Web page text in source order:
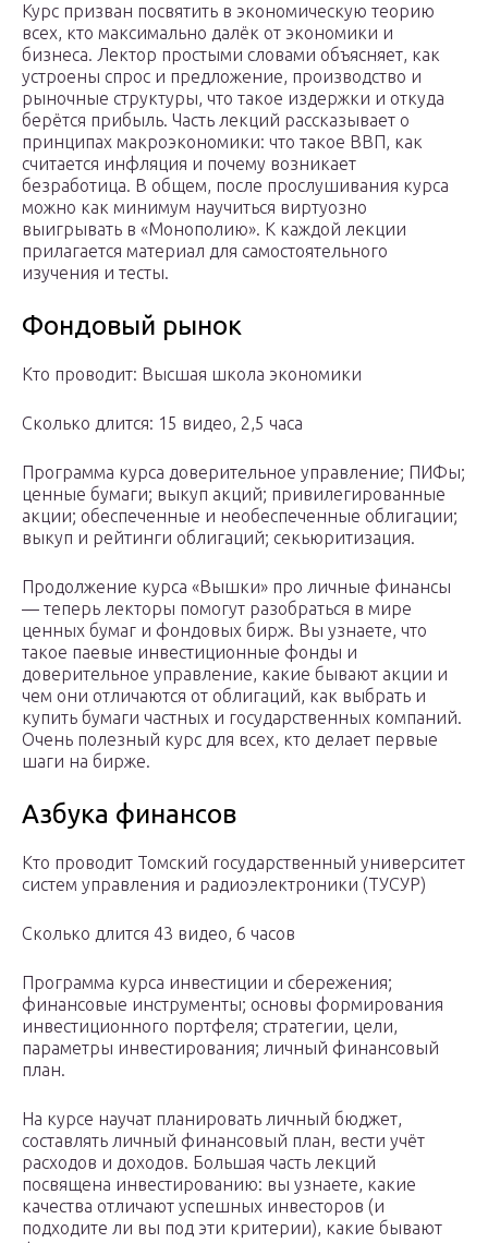
Курс призван посвятить в экономическую теорию
всех, кто максимально далёк от экономики и
бизнеса. Лектор простыми словами объясняет, как
устроены спрос и предложение, производство и
рыночные структуры, что такое издержки и откуда
берётся прибыль. Часть лекций рассказывает о
принципах макроэкономики: что такое ВВП, как
считается инфляция и почему возникает
безработица. В общем, после прослушивания курса
можно как минимум научиться виртуозно
выигрывать в «Монополию». К каждой лекции
прилагается материал для самостоятельного
изучения и тесты.
Фондовый рынок
Кто проводит: Высшая школа экономики
Сколько длится: 15 видео, 2,5 часа
Программа курса доверительное управление; ПИФы;
ценные бумаги; выкуп акций; привилегированные
акции; обеспеченные и необеспеченные облигации;
выкуп и рейтинги облигаций; секьюритизация.
Продолжение курса «Вышки» про личные финансы
— теперь лекторы помогут разобраться в мире
ценных бумаг и фондовых бирж. Вы узнаете, что
такое паевые инвестиционные фонды и
доверительное управление, какие бывают акции и
чем они отличаются от облигаций, как выбрать и
купить бумаги частных и государственных компаний.
Очень полезный курс для всех, кто делает первые
шаги на бирже.
Азбука финансов
Кто проводит Томский государственный университет
систем управления и радиоэлектроники (ТУСУР)
Сколько длится 43 видео, 6 часов
Программа курса инвестиции и сбережения;
финансовые инструменты; основы формирования
инвестиционного портфеля; стратегии, цели,
параметры инвестирования; личный финансовый
план.
На курсе научат планировать личный бюджет,
составлять личный финансовый план, вести учёт
расходов и доходов. Большая часть лекций
посвящена инвестированию: вы узнаете, какие
качества отличают успешных инвесторов (и
подходите ли вы под эти критерии), какие бывают